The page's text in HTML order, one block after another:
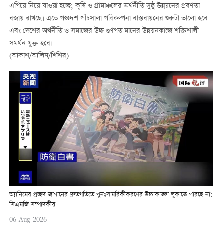
এগিয়ে নিয়ে যাওয়া হচ্ছে; কৃষি ও গ্রামাঞ্চলের অর্থনীতি সুষ্ঠু উন্নয়নের প্রবণতা
বজায় রাখছে। এতে পঞ্চদশ পাঁচসালা পরিকল্পনা বাস্তবায়নের শুরুটা ভালো হবে
এবং দেশের অর্থনীতি ও সমাজের উচ্চ গুণগত মানের উন্নয়নকাজে শক্তিশালী
সমর্থন যুক্ত হবে।
(আকাশ/আলিম/শিশির)
অ্যানিমের প্রচ্ছদ জাপানের দ্রুতগতিতে পুনঃসামরিকীকরণের উচ্চাকাঙ্ক্ষা লুকাতে পারছে না:
সিএমজি সম্পাদকীয়
06-Aug-2026